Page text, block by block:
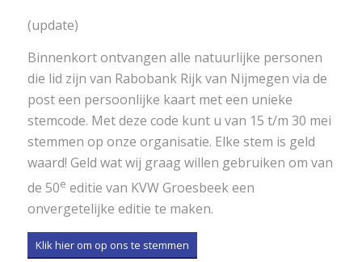
(update)
Binnenkort ontvangen alle natuurlijke personen
die lid zijn van Rabobank Rijk van Nijmegen via de
post een persoonlijke kaart met een unieke
stemcode. Met deze code kunt u van 15 t/m 30 mei
stemmen op onze organisatie. Elke stem is geld
waard! Geld wat wij graag willen gebruiken om van
de 50e editie van KVW Groesbeek een
onvergetelijke editie te maken.
Klik hier om op ons te stemmen